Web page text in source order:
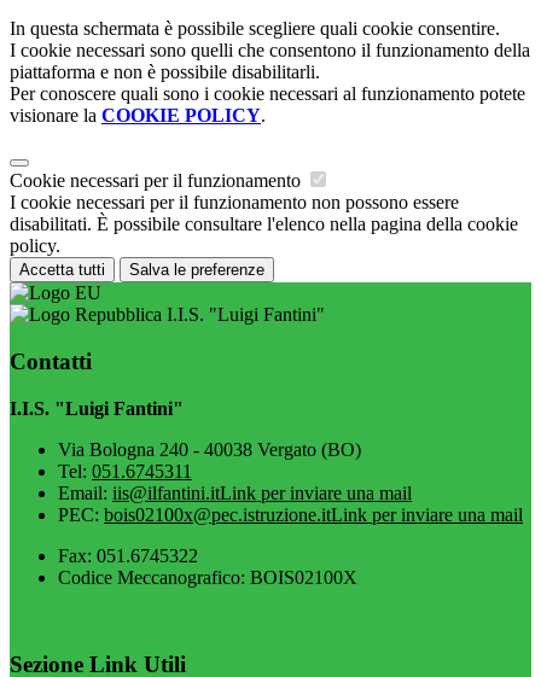
In questa schermata è possibile scegliere quali cookie consentire.
I cookie necessari sono quelli che consentono il funzionamento della
piattaforma e non è possibile disabilitarli.
Per conoscere quali sono i cookie necessari al funzionamento potete
visionare la COOKIE POLICY.
Cookie necessari per il funzionamento
I cookie necessari per il funzionamento non possono essere
disabilitati. È possibile consultare l'elenco nella pagina della cookie
policy.
Accetta tutti Salva le preferenze
I.I.S. "Luigi Fantini"
Contatti
I.I.S. "Luigi Fantini"
Via Bologna 240 - 40038 Vergato (BO)
Tel: 051.6745311
Email: iis@ilfantini.itLink per inviare una mail
PEC: bois02100x@pec.istruzione.itLink per inviare una mail
Fax: 051.6745322
Codice Meccanografico: BOIS02100X
Sezione Link Utili